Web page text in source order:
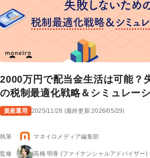
2000万円で配当金生活は可能？
の税制最適化戦略＆シミュレー
資産運用 2025/11/28 (最終更新:2026/05/29)
執筆 マネイロメディア編集部
監修 高橋 明香 (ファイナンシャルアドバイザー)